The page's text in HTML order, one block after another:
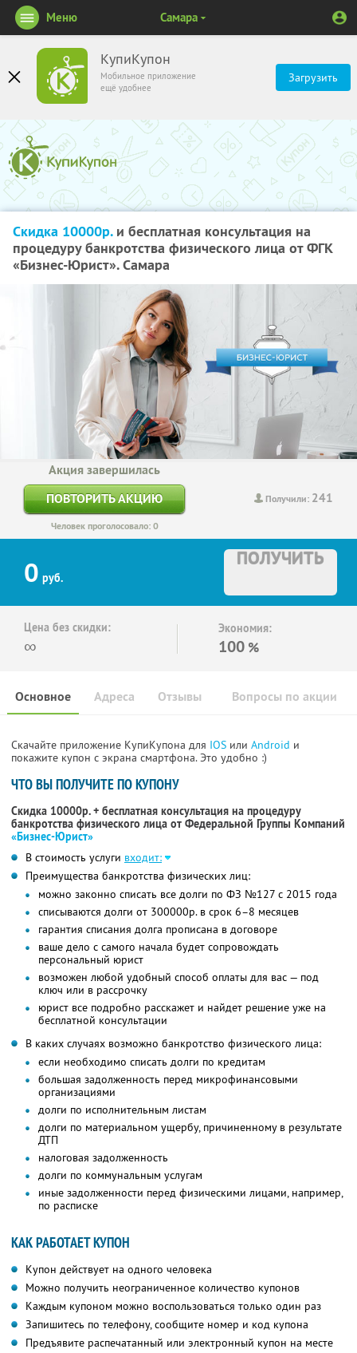
КупиКупон
Мобильное приложение
ещё удобнее
Загрузить
Меню Самара
Скидка 10000р.и бесплатная консультация на
процедуру банкротства физического лица от ФГК
«Бизнес-Юрист». Самара
Получили: 241
Акция завершилась
ПОВТОРИТЬ АКЦИЮ
Человек проголосовало: 0
0 руб.
ПОЛУЧИТЬ
Цена без скидки:
∞
Экономия:
100 %
Основное Отзывы Вопросы по акции
Адреса
Скачайте приложение КупиКупона для IOS или Android и
покажите купон с экрана смартфона. Это удобно :)
ЧТО ВЫ ПОЛУЧИТЕ ПО КУПОНУ
Скидка 10000р. + бесплатная консультация на процедуру
банкротства физического лица от Федеральной Группы Компаний
«Бизнес-Юрист»
В стоимость услуги входит:
Преимущества банкротства физических лиц:
можно законно списать все долги по ФЗ №127 с 2015 года
списываются долги от 300000р. в срок 6–8 месяцев
гарантия списания долга прописана в договоре
ваше дело с самого начала будет сопровождать
персональный юрист
возможен любой удобный способ оплаты для вас — под
ключ или в рассрочку
юрист все подробно расскажет и найдет решение уже на
бесплатной консультации
В каких случаях возможно банкротство физического лица:
если необходимо списать долги по кредитам
большая задолженность перед микрофинансовыми
организациями
долги по исполнительным листам
долги по материальном ущербу, причиненному в результате
ДТП
налоговая задолженность
долги по коммунальным услугам
иные задолженности перед физическими лицами, например,
по расписке
КАК РАБОТАЕТ КУПОН
Купон действует на одного человека
Можно получить неограниченное количество купонов
Каждым купоном можно воспользоваться только один раз
Запишитесь по телефону, сообщите номер и код купона
Предъявите распечатанный или электронный купон на месте